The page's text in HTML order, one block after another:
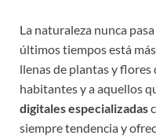
La naturaleza nunca
últimos tiempos está
llenas de plantas y flores
habitantes y a aquellos
digitales especializadas
siempre tendencia y